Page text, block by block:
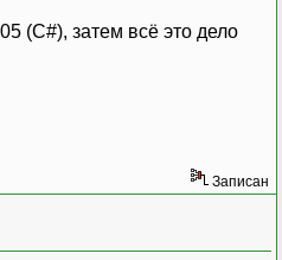
(C#), затем всё это дело
Записан